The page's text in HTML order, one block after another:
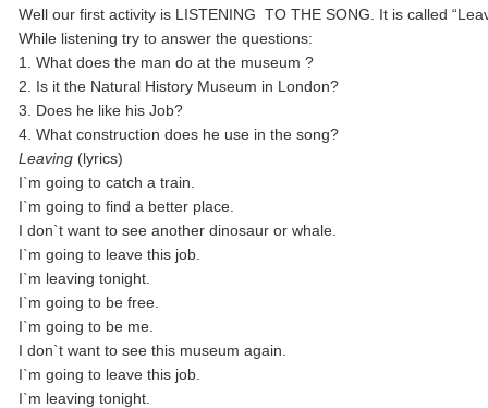
Well our first activity is LISTENING TO THE SONG. It is called
While listening try to answer the questions:
1. What does the man do at the museum ?
2. Is it the Natural History Museum in London?
3. Does he like his Job?
4. What construction does he use in the song?
Leaving (lyrics)
I`m going to catch a train.
I`m going to find a better place.
I don`t want to see another dinosaur or whale.
I`m going to leave this job.
I`m leaving tonight.
I`m going to be free.
I`m going to be me.
I don`t want to see this museum again.
I`m going to leave this job.
I`m leaving tonight.